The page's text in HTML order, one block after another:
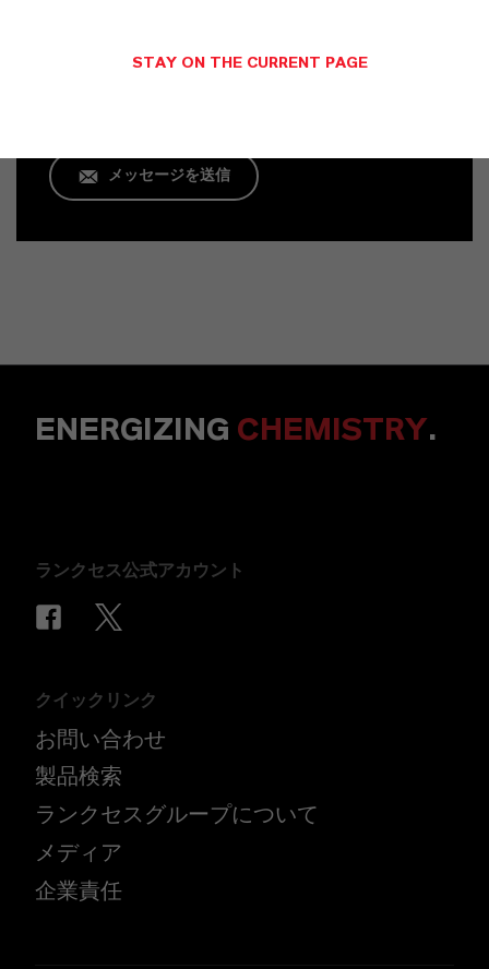
メッセージを送信
ENERGIZING CHEMISTRY.
ランクセス公式アカウント
クイックリンク
お問い合わせ
製品検索
ランクセスグループについて
メディア
企業責任
STAY ON THE CURRENT PAGE